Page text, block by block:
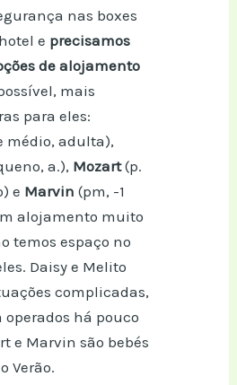
nas boxes
e precisamos
de alojamento
mais
para eles:
médio, adulta),
a.), Mozart(p.
e Marvin (pm, -1
alojamento muito
temos espaço no
Daisy e Melito
complicadas,
operados há pouco
e Marvin são bebés
Verão.